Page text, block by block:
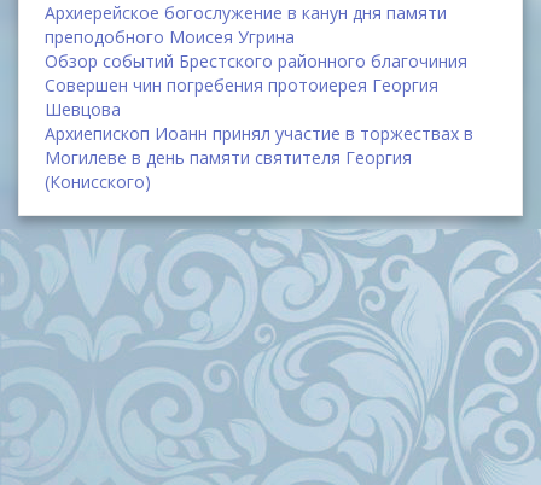
Архиерейское богослужение в канун дня памяти
преподобного Моисея Угрина
Обзор событий Брестского районного благочиния
Совершен чин погребения протоиерея Георгия
Шевцова
Архиепископ Иоанн принял участие в торжествах в
Могилеве в день памяти святителя Георгия
(Конисского)